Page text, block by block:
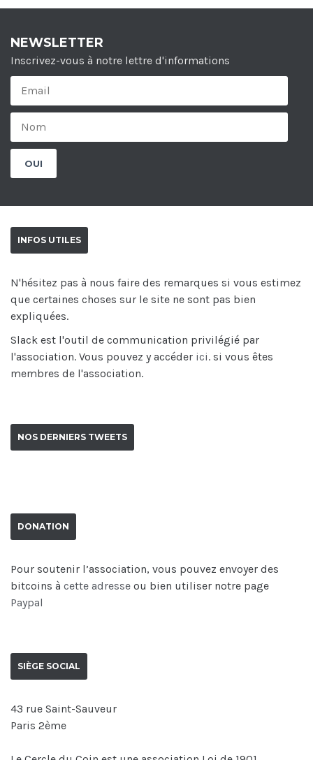
NEWSLETTER
Inscrivez-vous à notre lettre d'informations
INFOS UTILES
N'hésitez pas à nous faire des remarques si vous estimez
que certaines choses sur le site ne sont pas bien
expliquées.
Slack est l'outil de communication privilégié par
l'association. Vous pouvez y accéder ici. si vous êtes
membres de l'association.
NOS DERNIERS TWEETS
DONATION
Pour soutenir l’association, vous pouvez envoyer des
bitcoins à cette adresse ou bien utiliser notre page
Paypal
SIÈGE SOCIAL
43 rue Saint-Sauveur
Paris 2ème